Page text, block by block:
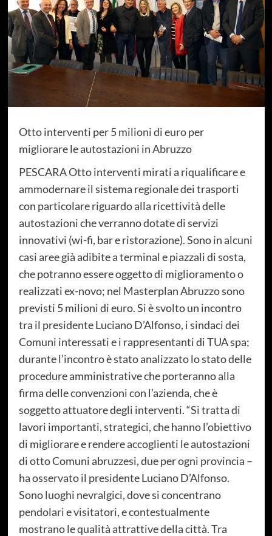
Otto interventi per 5 milioni di euro per
migliorare le autostazioni in Abruzzo
PESCARA Otto interventi mirati a riqualificare e
ammodernare il sistema regionale dei trasporti
con particolare riguardo alla ricettività delle
autostazioni che verranno dotate di servizi
innovativi (wi-fi, bar e ristorazione). Sono in alcuni
casi aree già adibite a terminal e piazzali di sosta,
che potranno essere oggetto di miglioramento o
realizzati ex-novo; nel Masterplan Abruzzo sono
previsti 5 milioni di euro. Si è svolto un incontro
tra il presidente Luciano D’Alfonso, i sindaci dei
Comuni interessati e i rappresentanti di TUA spa;
durante l’incontro è stato analizzato lo stato delle
procedure amministrative che porteranno alla
firma delle convenzioni con l’azienda, che è
soggetto attuatore degli interventi. “Si tratta di
lavori importanti, strategici, che hanno l’obiettivo
di migliorare e rendere accoglienti le autostazioni
di otto Comuni abruzzesi, due per ogni provincia –
ha osservato il presidente Luciano D’Alfonso.
Sono luoghi nevralgici, dove si concentrano
pendolari e visitatori, e contestualmente
mostrano le qualità attrattive della città. Tra